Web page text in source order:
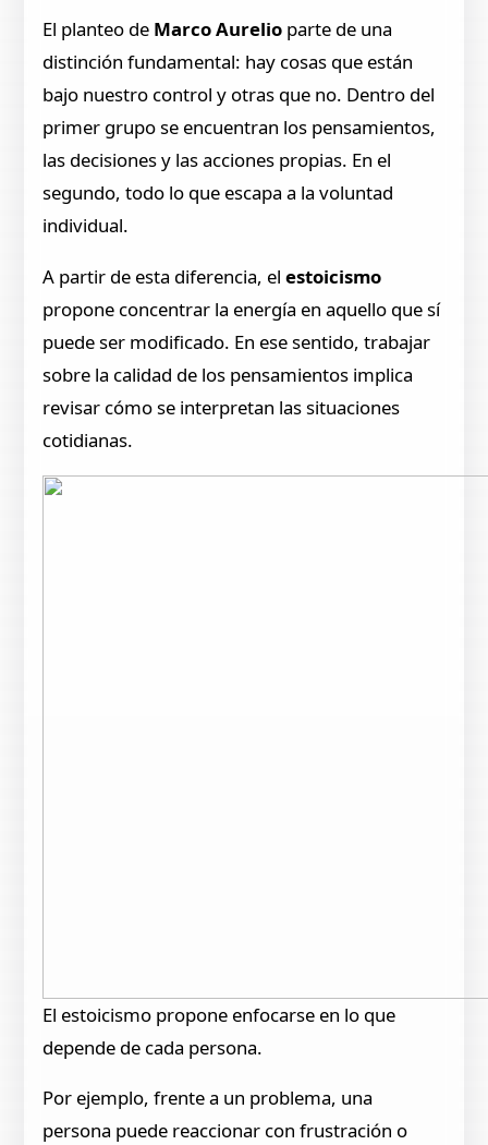
El planteo de Marco Aurelio parte de una
distinción fundamental: hay cosas que están
bajo nuestro control y otras que no. Dentro del
primer grupo se encuentran los pensamientos,
las decisiones y las acciones propias. En el
segundo, todo lo que escapa a la voluntad
individual.
A partir de esta diferencia, elestoicismo
propone concentrar la energía en aquello que sí
puede ser modificado. En ese sentido, trabajar
sobre la calidad de los pensamientos implica
revisar cómo se interpretan las situaciones
cotidianas.
El estoicismo propone enfocarse en lo que
depende de cada persona.
Por ejemplo, frente a un problema, una
persona puede reaccionar con frustración o